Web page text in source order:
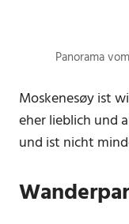
Panorama
Moskenesøy ist
eher lieblich und
und ist nicht